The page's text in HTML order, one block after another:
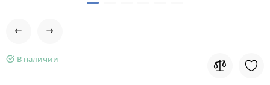
В наличии